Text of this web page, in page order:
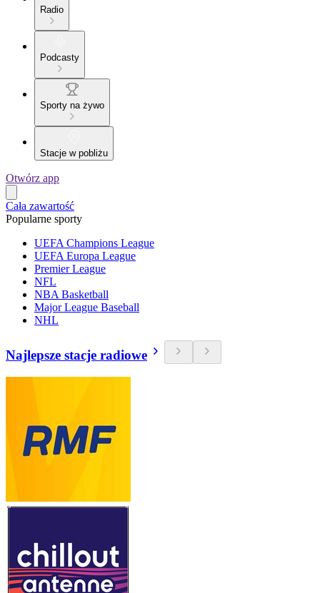
Radio
Podcasty
Sporty na żywo
Stacje w pobliżu
Otwórz app
Cała zawartość
Popularne sporty
UEFA Champions League
UEFA Europa League
Premier League
NFL
NBA Basketball
Major League Baseball
NHL
Najlepsze stacje radiowe